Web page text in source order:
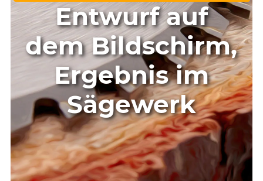
Entwurf auf
dem Bildschirm,
Ergebnis im
Sägewerk